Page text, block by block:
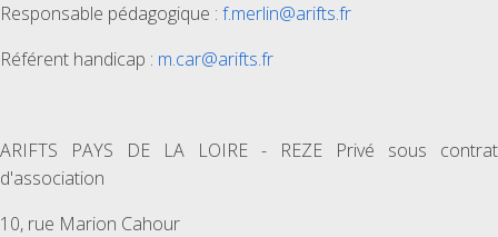
Responsable pédagogique : f.merlin@arifts.fr
Référent handicap : m.car@arifts.fr
ARIFTS PAYS DE LA LOIRE - REZE Privé sous contrat
d'association
10, rue Marion Cahour